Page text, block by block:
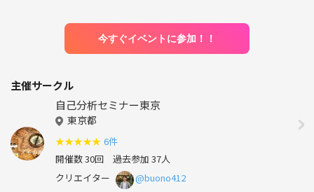
今すぐイベントに参加！！
主催サークル
自己分析セミナー東京
東京都
★★★★★ 6件
開催数 30回 過去参加 37人
クリエイター
@buono412